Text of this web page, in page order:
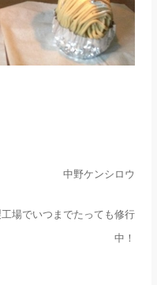
中野ケンシロウ
場でいつまでたっても修行
中！